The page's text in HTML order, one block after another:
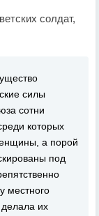
солдат,
силы
сотни
которых
а порой
под
местного
их